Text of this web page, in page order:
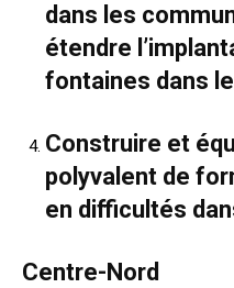
dans les
étendre
fontaines dans
Construire et
polyvalent de
en difficultés
Centre-Nord